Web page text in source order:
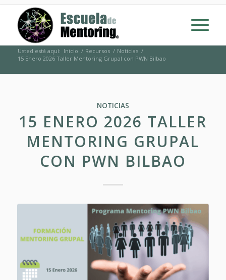
Usted está aquí: Inicio / Recursos / Noticias /
15 Enero 2026 Taller Mentoring Grupal con PWN Bilbao
NOTICIAS
15 ENERO 2026 TALLER
MENTORING GRUPAL
CON PWN BILBAO